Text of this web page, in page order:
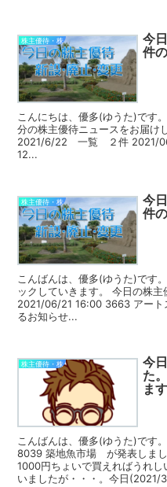
株主優待・株
今
件
こんにちは、優多(ゆうた)です
分の株主優待ニュースをお届
2021/6/22 一覧 ２件 2021/
12...
株主優待・株
今
件
こんばんは、優多(ゆうた)です
ックしていきます。 今日の
2021/06/21 16:00 3663 アート
るお知らせ...
株主優待・株
今
た
ま
こんばんは、優多(ゆうた)で
8039 築地魚市場 が発表しまし
1000円ちょいで買えればうれ
いましたが・・・。今日(2021/